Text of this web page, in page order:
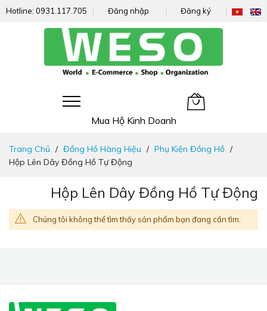
Hotline: 0931.117.705 Đăng nhập Đăng ký
Mua Hộ Kinh Doanh
nhanh
đến
Trang Chủ Đồng Hồ Hàng Hiệu
Phụ Kiện Đồng Hồ
Hộp Lên Dây Đồng Hồ Tự Động
Hộp Lên Dây Đồng Hồ Tự Động
Chúng tôi không thể tìm thấy sản phẩm bạn đang cần tìm.